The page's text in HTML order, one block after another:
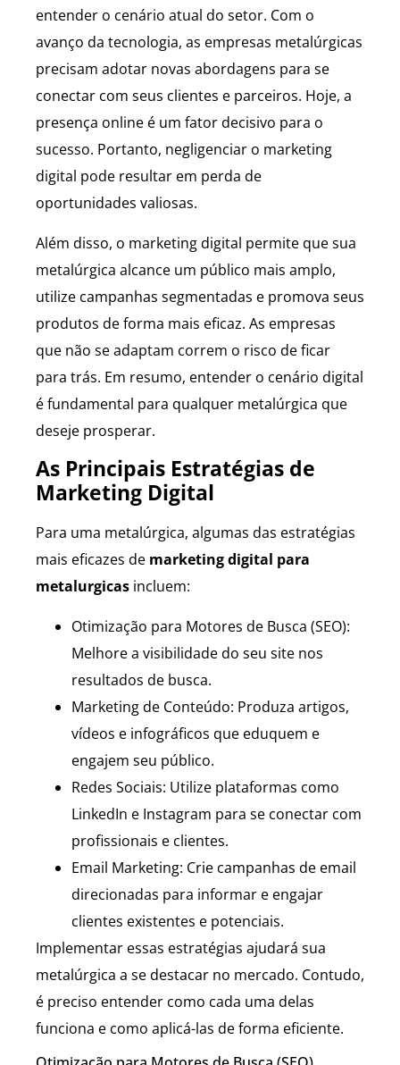
entender o cenário atual do setor. Com o
avanço da tecnologia, as empresas metalúrgicas
precisam adotar novas abordagens para se
conectar com seus clientes e parceiros. Hoje, a
presença online é um fator decisivo para o
sucesso. Portanto, negligenciar o marketing
digital pode resultar em perda de
oportunidades valiosas.
Além disso, o marketing digital permite que sua
metalúrgica alcance um público mais amplo,
utilize campanhas segmentadas e promova seus
produtos de forma mais eficaz. As empresas
que não se adaptam correm o risco de ficar
para trás. Em resumo, entender o cenário digital
é fundamental para qualquer metalúrgica que
deseje prosperar.
As Principais Estratégias de
Marketing Digital
Para uma metalúrgica, algumas das estratégias
mais eficazes de marketing digital para
metalurgicas incluem:
Otimização para Motores de Busca (SEO):
Melhore a visibilidade do seu site nos
resultados de busca.
Marketing de Conteúdo: Produza artigos,
vídeos e infográficos que eduquem e
engajem seu público.
Redes Sociais: Utilize plataformas como
LinkedIn e Instagram para se conectar com
profissionais e clientes.
Email Marketing: Crie campanhas de email
direcionadas para informar e engajar
clientes existentes e potenciais.
Implementar essas estratégias ajudará sua
metalúrgica a se destacar no mercado. Contudo,
é preciso entender como cada uma delas
funciona e como aplicá-las de forma eficiente.